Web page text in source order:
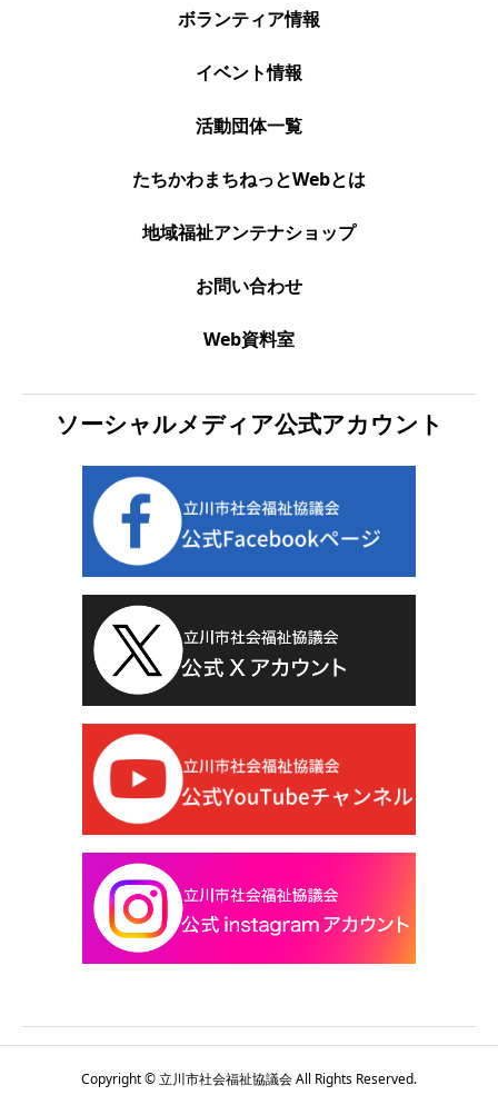
ボランティア情報
イベント情報
活動団体一覧
たちかわまちねっとWebとは
地域福祉アンテナショップ
お問い合わせ
Web資料室
ソーシャルメディア公式アカウント
Copyright © 立川市社会福祉協議会 All Rights Reserved.